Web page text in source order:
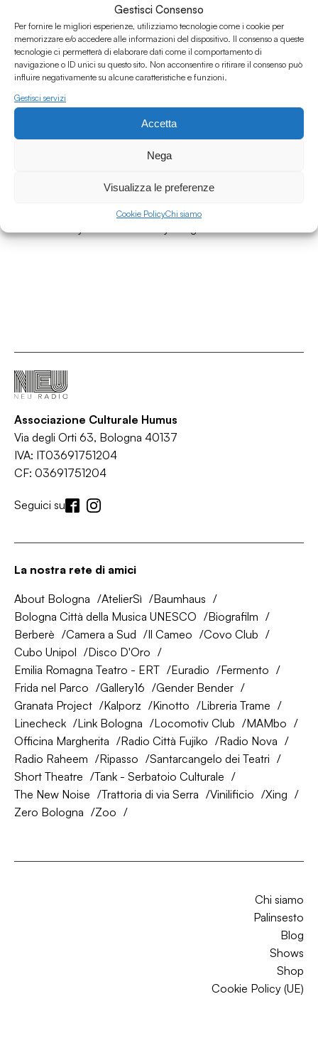
Gestisci Consenso
Per fornire le migliori esperienze, utilizziamo tecnologie come i cookie per
memorizzare e/o accedere alle informazioni del dispositivo. Il consenso a queste
tecnologie ci permetterà di elaborare dati come il comportamento di
navigazione o ID unici su questo sito. Non acconsentire o ritirare il consenso può
influire negativamente su alcune caratteristiche e funzioni.
Gestisci servizi
Accetta
Nega
Visualizza le preferenze
Cookie PolicyChi siamo
Il pezzo del mese de l’Ultimo Uomo #14 - Gil
Heron e la linea del colore
Associazione Culturale Humus
Via degli Orti 63, Bologna 40137
IVA: IT03691751204
CF: 03691751204
Seguici su
La nostra rete di amici
About Bologna AtelierSì
Baumhaus
Bologna Città della Musica UNESCO
Biografilm
Berberè
Camera a Sud Il Cameo
Covo Club
Cubo Unipol
Disco D'Oro
Emilia Romagna Teatro - ERT
Euradio
Fermento
Frida nel Parco
Gallery16
Gender Bender
Granata Project
Kalporz Kinotto
Libreria Trame
Linecheck
Link Bologna Locomotiv Club
MAMbo
Officina Margherita
Radio Città Fujiko
Radio Nova
Radio Raheem
Ripasso
Santarcangelo dei Teatri
Short Theatre
Tank - Serbatoio Culturale
The New Noise
Trattoria di via Serra Vinilificio
Xing
Zero Bologna
Zoo
Chi siamo
Palinsesto
Blog
Shows
Shop
Cookie Policy (UE)